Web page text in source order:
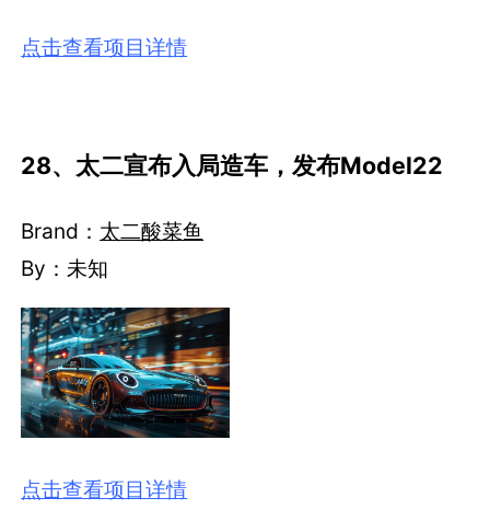
点击查看项目详情
28、太二宣布入局造车，发布Model22
Brand： 太二酸菜鱼
By：未知
点击查看项目详情